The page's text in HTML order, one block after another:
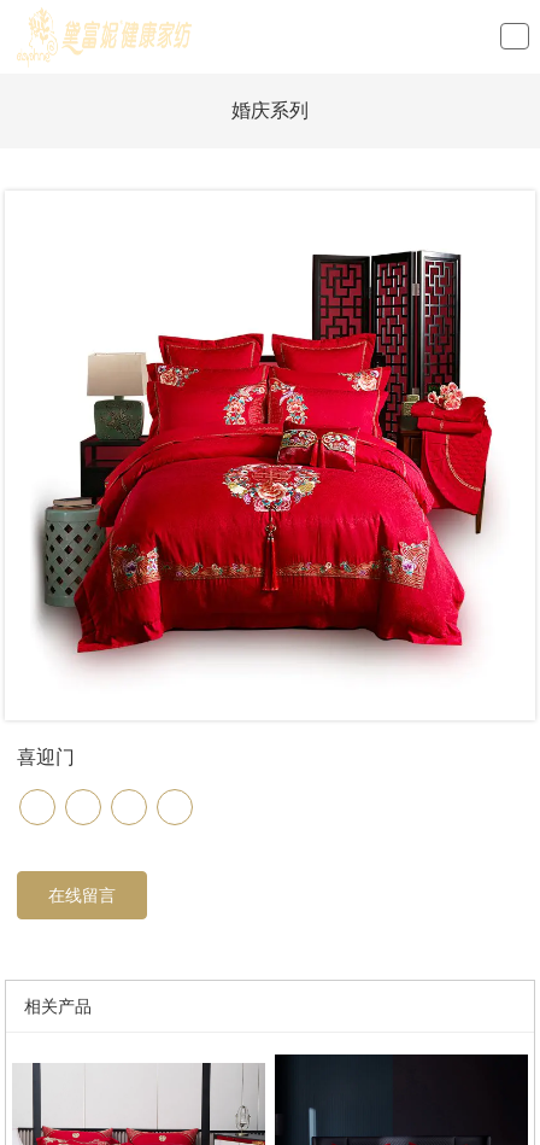
loading
婚庆系列
喜迎门
在线留言
相关产品